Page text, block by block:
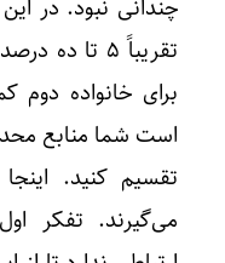
تقریباً ۵ تا
است شما منابع
تقسیم کنید.
می‌گیرند. تفکر